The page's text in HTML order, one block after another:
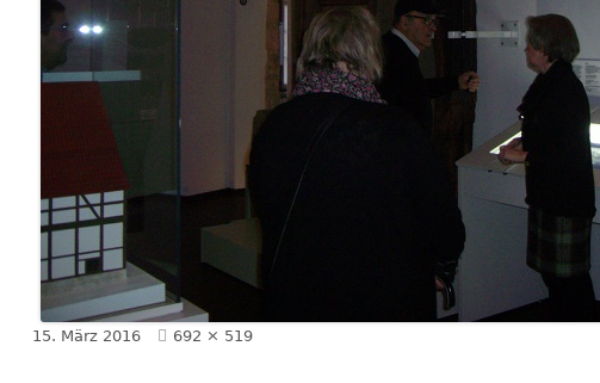
TRECKERFREUNDE
15. März 2016
Volle
692 × 519